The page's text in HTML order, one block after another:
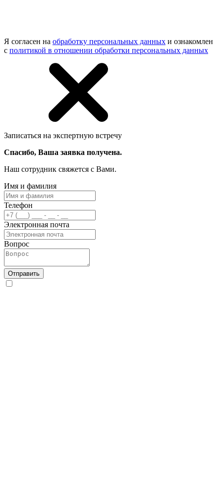
Я согласен на обработку персональных данных и ознакомлен
с политикой в отношении обработки персональных данных
Записаться на экспертную встречу
Спасибо, Ваша заявка получена.
Наш сотрудник свяжется с Вами.
Имя и фамилия
Телефон
Электронная почта
Вопрос
Отправить